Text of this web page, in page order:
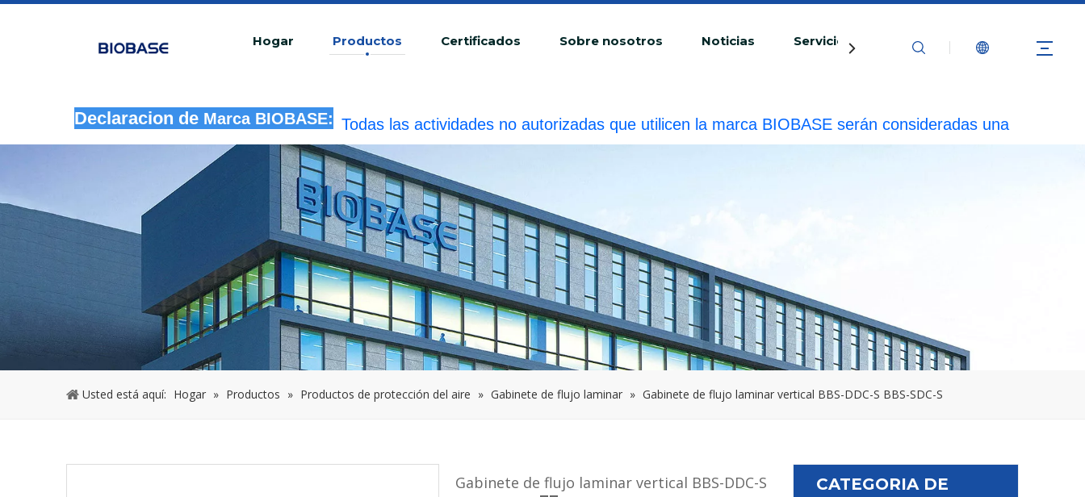
Hogar Productos Certificados Sobre nosotros Noticias Servicio Contáctenos
Declaracion de Marca BIOBASE:
infracción ilegal.BIOBASE investigará la responsabilidad legal.20240510
Usted está aquí: Hogar » Productos » Productos de protección del aire » Gabinete de flujo laminar » Gabinete de flujo laminar vertical BBS-DDC-S BBS-SDC-S
Gabinete de flujo laminar vertical BBS-DDC-S
CATEGORIA DE